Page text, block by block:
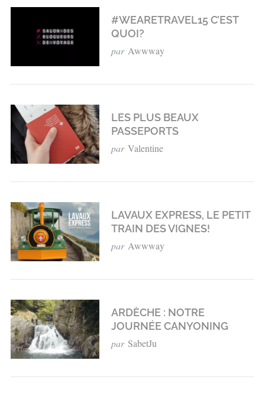
#WEARETRAVEL15 C’EST
QUOI?
par Awwway
LES PLUS BEAUX
PASSEPORTS
par Valentine
LAVAUX EXPRESS, LE PETIT
TRAIN DES VIGNES!
par Awwway
ARDÈCHE : NOTRE
JOURNÉE CANYONING
par SabetJu